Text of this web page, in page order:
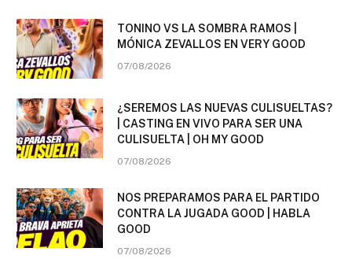
TONINO VS LA SOMBRA RAMOS |
MÓNICA ZEVALLOS EN VERY GOOD
07/08/2026
¿SEREMOS LAS NUEVAS CULISUELTAS?
| CASTING EN VIVO PARA SER UNA
CULISUELTA | OH MY GOOD
07/08/2026
NOS PREPARAMOS PARA EL PARTIDO
CONTRA LA JUGADA GOOD | HABLA
GOOD
07/08/2026